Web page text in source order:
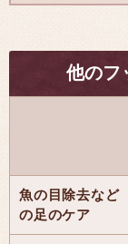
他のフ
魚の目除去など
の足のケア